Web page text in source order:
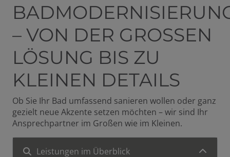
– VON DER GROSSEN L
ÖSUNG BIS ZU K
LEINEN DETAILS
Ob Sie Ihr Bad umfassend sanieren wollen oder ganz
gezielt neue Akzente setzen möchten – wir sind Ihr
Ansprechpartner im Großen wie im Kleinen.
Leistungen im Überblick